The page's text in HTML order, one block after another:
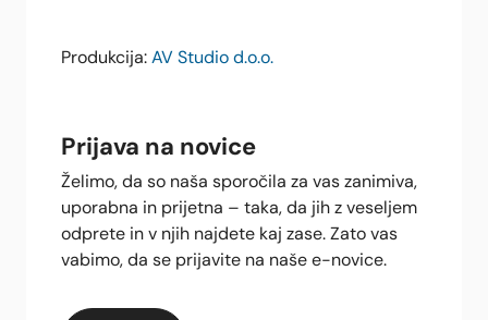
Produkcija: AV Studio d.o.o.
Prijava na novice
Želimo, da so naša sporočila za vas zanimiva,
uporabna in prijetna – taka, da jih z veseljem
odprete in v njih najdete kaj zase. Zato vas
vabimo, da se prijavite na naše e-novice.